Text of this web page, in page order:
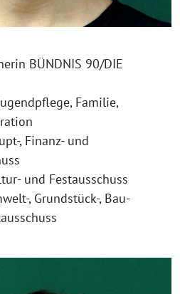
BÜNDNIS 90/DIE
Familie,
, Finanz- und
und Festausschuss
, Grundstück-, Bau-